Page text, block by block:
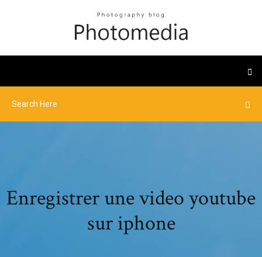
Enregistrer une video youtube
sur iphone